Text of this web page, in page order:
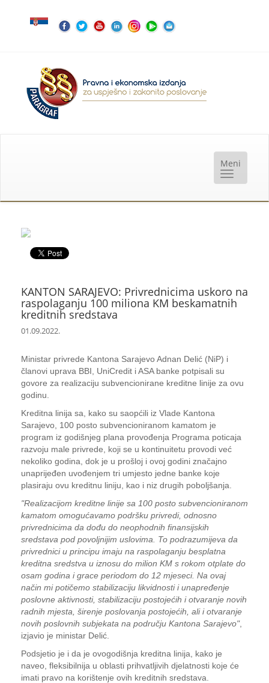
KANTON SARAJEVO: Privrednicima uskoro na
raspolaganju 100 miliona KM beskamatnih
kreditnih sredstava
01.09.2022.
Ministar privrede Kantona Sarajevo Adnan Delić (NiP) i
članovi uprava BBI, UniCredit i ASA banke potpisali su
govore za realizaciju subvencionirane kreditne linije za ovu
godinu.
Kreditna linija sa, kako su saopćili iz Vlade Kantona
Sarajevo, 100 posto subvencioniranom kamatom je
program iz godišnjeg plana provođenja Programa poticaja
razvoju male privrede, koji se u kontinuitetu provodi već
nekoliko godina, dok je u prošloj i ovoj godini značajno
unaprijeđen uvođenjem tri umjesto jedne banke koje
plasiraju ovu kreditnu liniju, kao i niz drugih poboljšanja.
"Realizacijom kreditne linije sa 100 posto subvencioniranom
kamatom omogućavamo podršku privredi, odnosno
privrednicima da dođu do neophodnih finansijskih
sredstava pod povoljnijim uslovima. To podrazumijeva da
privrednici u principu imaju na raspolaganju besplatna
kreditna sredstva u iznosu do milion KM s rokom otplate do
osam godina i grace periodom do 12 mjeseci. Na ovaj
način mi potičemo stabilizaciju likvidnosti i unapređenje
poslovne aktivnosti, stabilizaciju postojećih i otvaranje novih
radnih mjesta, širenje poslovanja postojećih, ali i otvaranje
novih poslovnih subjekata na području Kantona Sarajevo",
izjavio je ministar Delić.
Podsjetio je i da je ovogodišnja kreditna linija, kako je
naveo, fleksibilnija u oblasti prihvatljivih djelatnosti koje će
imati pravo na korištenje ovih kreditnih sredstava.